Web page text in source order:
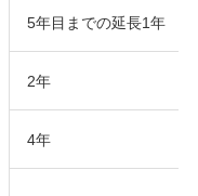
5年目までの延長1年
2年
4年